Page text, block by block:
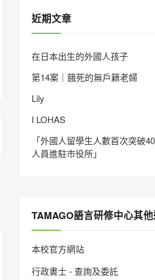
近期文章
在日本出生的外國人孩子
第14案｜餓死的無戶籍老婦
Lily
I LOHAS
「外國人留學生人數首次突破
人員進駐市役所」
TAMAGO語言研修中心其
本校官方網站
行政書士 - 查詢及委託